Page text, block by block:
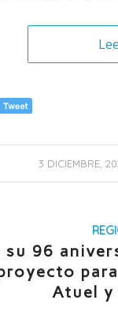
3 DICIEMBRE,
/
su 96
Atuel y